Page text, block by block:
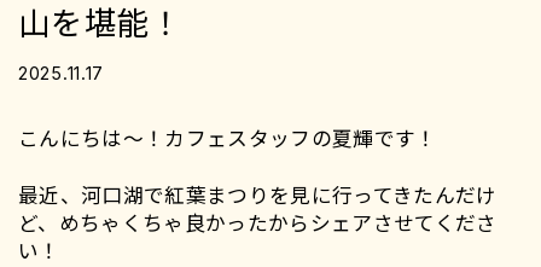
山を堪能！
2025.11.17
こんにちは～！カフェスタッフの夏輝です！
最近、河口湖で紅葉まつりを見に行ってきたんだけ
ど、めちゃくちゃ良かったからシェアさせてくださ
い！